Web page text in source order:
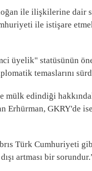
ile ilişkilerine dair
ile istişare
üyelik" statüsünün
temaslarını
mülk edindiği
Erhürman, GKRY'de
Türk Cumhuriyeti
artması bir